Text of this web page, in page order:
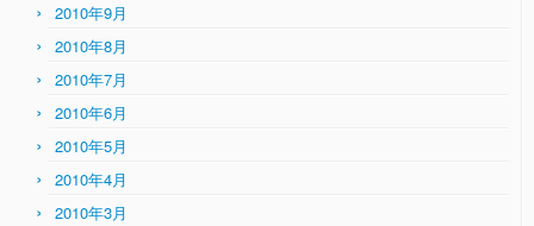
2010年9月
2010年8月
2010年7月
2010年6月
2010年5月
2010年4月
2010年3月